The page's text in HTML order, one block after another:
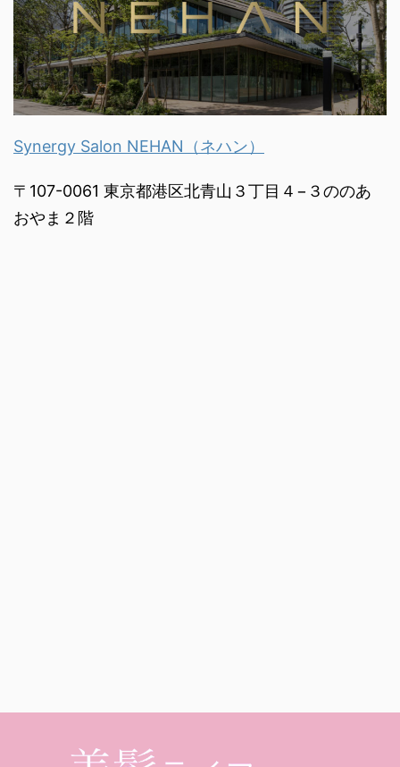
Synergy Salon NEHAN（ネハン）
〒107-0061 東京都港区北青山３丁目４−３ののあ
おやま２階